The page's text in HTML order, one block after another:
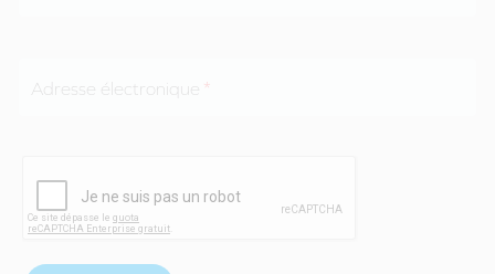
Adresse électronique